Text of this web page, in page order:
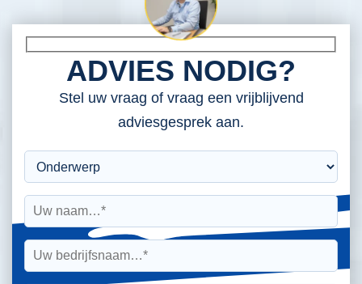
ADVIES NODIG?
Stel uw vraag of vraag een vrijblijvend
adviesgesprek aan.